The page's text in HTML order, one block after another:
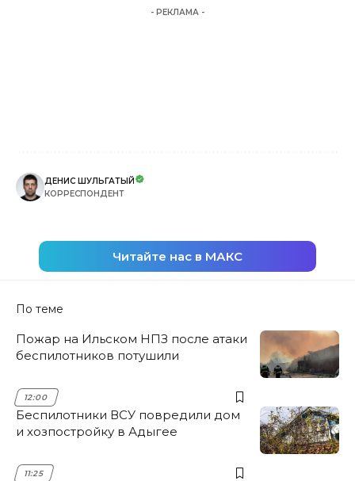
- РЕКЛАМА -
ДЕНИС ШУЛЬГАТЫЙ
КОРРЕСПОНДЕНТ
Читайте нас в МАКС
По теме
Пожар на Ильском НПЗ после атаки
беспилотников потушили
12:00
Беспилотники ВСУ повредили дом
и хозпостройку в Адыгее
11:25